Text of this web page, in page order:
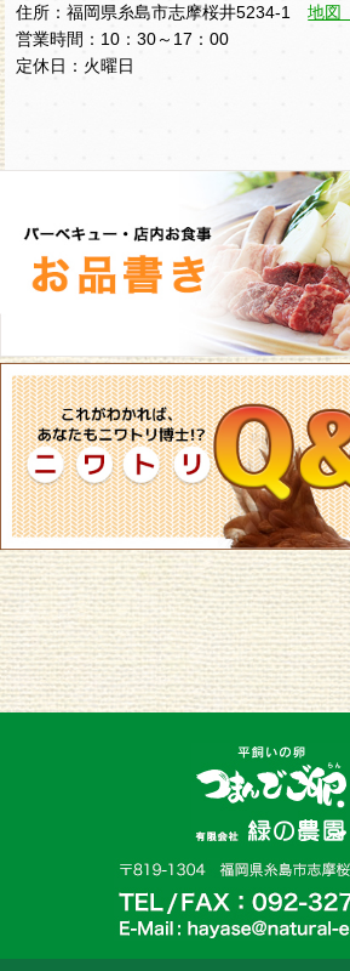
住所：福岡県糸島市志摩桜井5234-1地図
営業時間：10：30～17：00
定休日：火曜日